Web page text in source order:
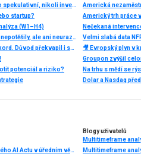
Praktické okénko: Bitcoin aktuálně jako spekulativní, nikoli investiční aktivum
startup?
(W1–H4)
Akciová analýza: Výsledky McDonald’s nepotěšily, ale ani neurazily. Jakou vizi společnost prezentovala?
Akcie Microsoftu zlomily 26 let starý rekord. Důvod překvapil i samotné investory
potenciál a riziko?
Americká
Americký trh práce
Nečekaná
Velmi slabá data
🎥 Evropský plyn v
Dolar a Nasdaq
Co znamená dnešní zveřejnění evropského AI Actu v úředním věstníku?
Blogy uživatelů
Multitimeframe
Multitimeframe